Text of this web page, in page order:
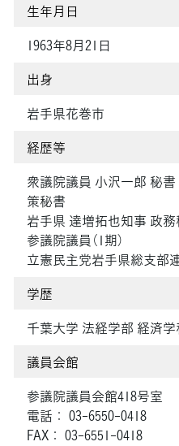
生年月日
1963年8月21日
出身
岩手県花巻市
経歴等
衆議院議員 小沢一郎 秘
策秘書
岩手県 達増拓也知事 政
参議院議員（1期）
立憲民主党岩手県総支部
学歴
千葉大学 法経学部 経済
議員会館
参議院議員会館418号室
電話： 03-6550-0418
FAX： 03-6551-0418